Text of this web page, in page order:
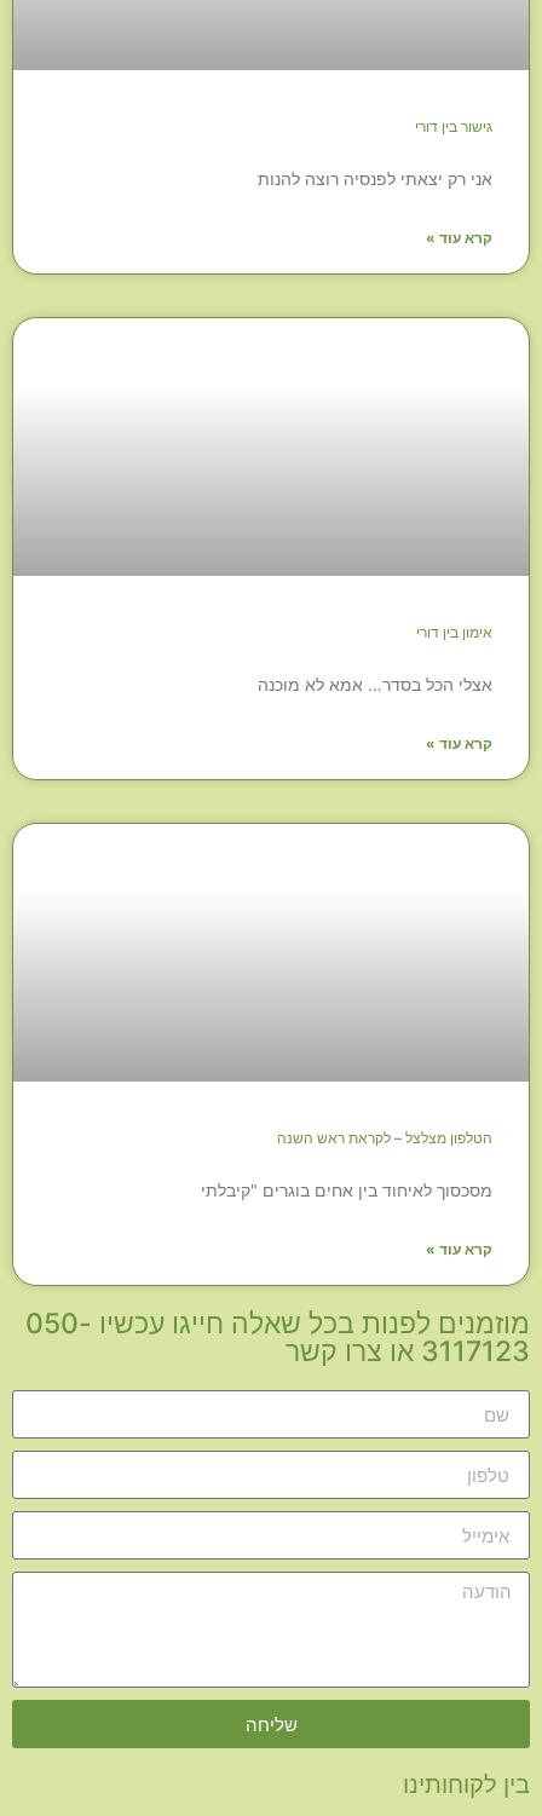
גישור בין דורי
אני רק יצאתי לפנסיה רוצה להנות
קרא עוד »
אימון בין דורי
אצלי הכל בסדר… אמא לא מוכנה
קרא עוד »
הטלפון מצלצל – לקראת ראש השנה
מסכסוך לאיחוד בין אחים בוגרים "קיבלתי
קרא עוד »
מוזמנים לפנות בכל שאלה חייגו עכשיו 050-
3117123 או צרו קשר
שליחה
בין לקוחותינו